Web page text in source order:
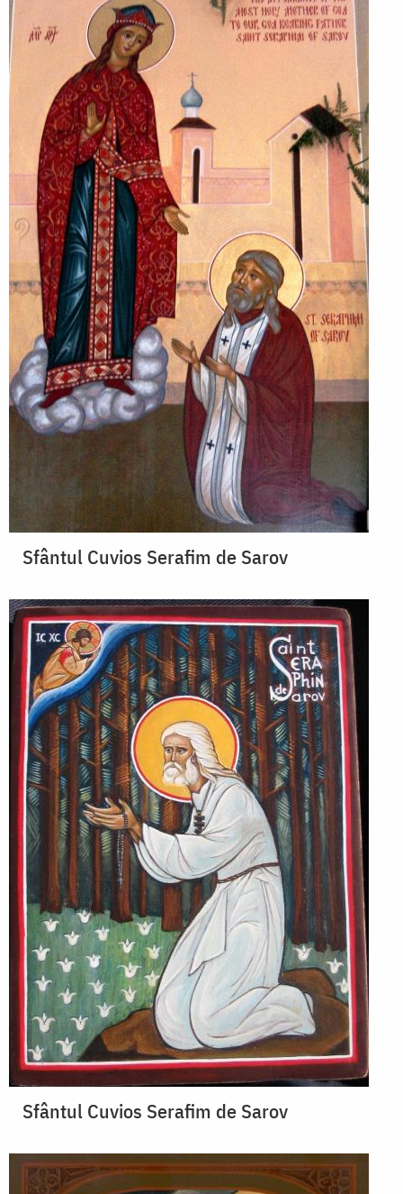
Sfântul Cuvios Serafim de Sarov
Sfântul Cuvios Serafim de Sarov